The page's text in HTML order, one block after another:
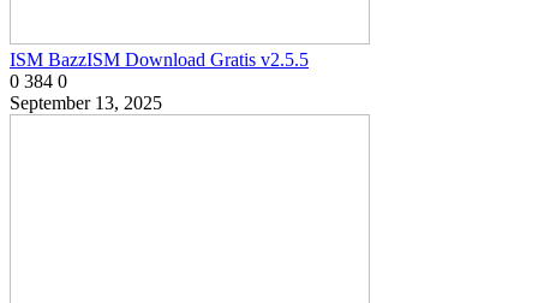
ISM BazzISM Download Gratis v2.5.5
0 384 0
September 13, 2025